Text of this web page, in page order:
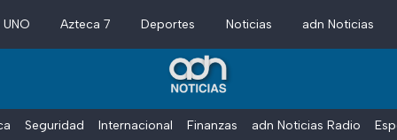
Azteca 7 Deportes Noticias adn Noticias
Seguridad Internacional Finanzas adn Noticias Radio